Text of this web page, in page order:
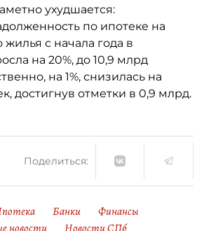
ухудшается:
по ипотеке на
жилья с начала года в
на 20%, до 10,9 млрд
на 1%, снизилась на
достигнув отметки в 0,9 млрд.
Поделиться:
Банки
Финансы